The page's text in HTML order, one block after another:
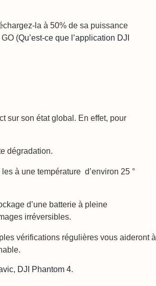
la à 50% de sa puissance
(Qu’est-ce que l’application DJI
sur son état global. En effet, pour
dégradation.
à une température d’environ 25 °
d’une batterie à pleine
irréversibles.
vérifications régulières vous aideront à
, DJI Phantom 4.